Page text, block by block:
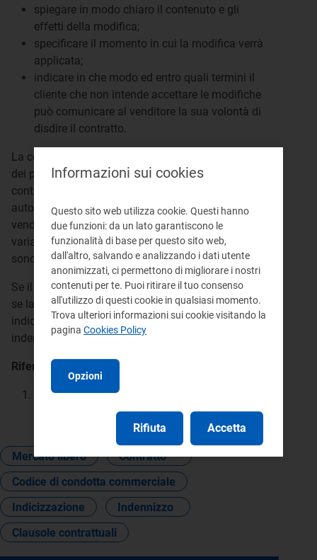
spiegare in modo chiaro il contenuto e gli
effetti della modifica;
specificare il momento in cui la modifica verrà
applicata;
indicare in che modo ed entro quali termini il
cliente che non intende accettare le modifiche
può comunicare al venditore la sua volontà di
disdire il contratto.
La comunicazione non è dovuta per le variazioni
dei prezzi dovute all'applicazione delle clausole
contrattuali di indicizzazione o di adeguamento
automatico di corrispettivi non determinati dal
venditore. In questo caso il cliente è informato delle
variazioni nella prima bolletta in cui le variazioni
sono applicate.
Se il venditore non rispetta i termini di preavviso o
se la comunicazione non contiene le informazioni
indicate, il cliente deve ricevere in bolletta un
indennizzo automatico pari a 30 euro.
Riferimenti:
Atto 366/2018/R/com
condotta commerciale), articoli 13 e 14.
Mercato libero
Contratto
Codice di condotta commerciale
Indicizzazione
Indennizzo
Clausole contrattuali
Informazioni sui cookies
Questo sito web utilizza cookie. Questi hanno
due funzioni: da un lato garantiscono le
funzionalità di base per questo sito web,
dall'altro, salvando e analizzando i dati utente
anonimizzati, ci permettono di migliorare i nostri
contenuti per te. Puoi ritirare il tuo consenso
all'utilizzo di questi cookie in qualsiasi momento.
Trova ulteriori informazioni sui cookie visitando la
pagina Cookies Policy
Opzioni
Rifiuta Accetta